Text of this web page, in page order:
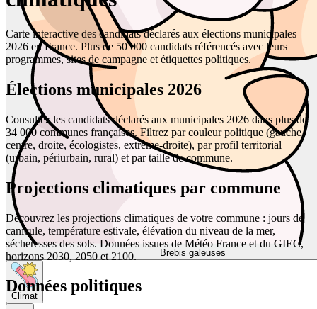
Brebis galeuses
Climat
Carte interactive des candidats déclarés aux élections municipales
2026 en France. Plus de 50 000 candidats référencés avec leurs
programmes, sites de campagne et étiquettes politiques.
Élections municipales 2026
Consultez les candidats déclarés aux municipales 2026 dans plus de
34 000 communes françaises. Filtrez par couleur politique (gauche,
centre, droite, écologistes, extrême-droite), par profil territorial
(urbain, périurbain, rural) et par taille de commune.
Projections climatiques par commune
Découvrez les projections climatiques de votre commune : jours de
canicule, température estivale, élévation du niveau de la mer,
sécheresses des sols. Données issues de Météo France et du GIEC,
horizons 2030, 2050 et 2100.
Données politiques